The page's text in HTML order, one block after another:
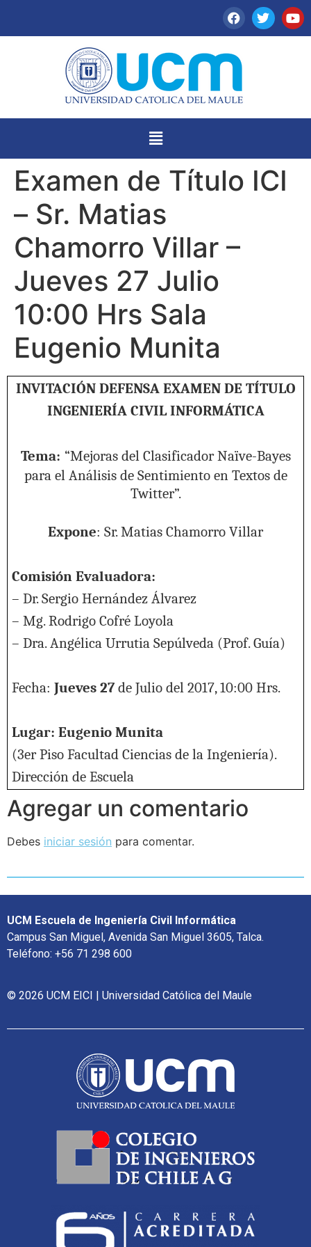
Examen de Título ICI
– Sr. Matias
Chamorro Villar –
Jueves 27 Julio
10:00 Hrs Sala
Eugenio Munita
INVITACIÓN DEFENSA EXAMEN DE TÍTULO
INGENIERÍA CIVIL INFORMÁTICA
Tema: “Mejoras del Clasificador Naïve-Bayes
para el Análisis de Sentimiento en Textos de
Twitter”.
Expone: Sr. Matias Chamorro Villar
Comisión Evaluadora:
– Dr. Sergio Hernández Álvarez
– Mg. Rodrigo Cofré Loyola
– Dra. Angélica Urrutia Sepúlveda (Prof. Guía)
Fecha: Jueves 27 de Julio del 2017, 10:00 Hrs.
Lugar: Eugenio Munita
(3er Piso Facultad Ciencias de la Ingeniería).
Dirección de Escuela
Agregar un comentario
Debes iniciar sesión para comentar.
UCM Escuela de Ingeniería Civil Informática
Campus San Miguel, Avenida San Miguel 3605, Talca.
Teléfono: +56 71 298 600
© 2026 UCM EICI | Universidad Católica del Maule